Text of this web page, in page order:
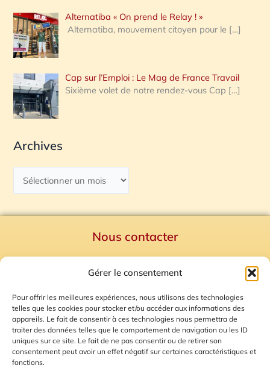
Gérer le consentement
Pour offrir les meilleures expériences, nous utilisons des technologies
telles que les cookies pour stocker et/ou accéder aux informations des
appareils. Le fait de consentir à ces technologies nous permettra de
traiter des données telles que le comportement de navigation ou les ID
uniques sur ce site. Le fait de ne pas consentir ou de retirer son
consentement peut avoir un effet négatif sur certaines caractéristiques et
fonctions.
Alternatiba « On prend le Relay ! »
Alternatiba, mouvement citoyen pour le […]
Cap sur l’Emploi : Le Mag de France Travail
Sixième volet de notre rendez-vous Cap […]
Archives
Nous contacter
Mentions Légales
Plan du site
Gestion des Cookies